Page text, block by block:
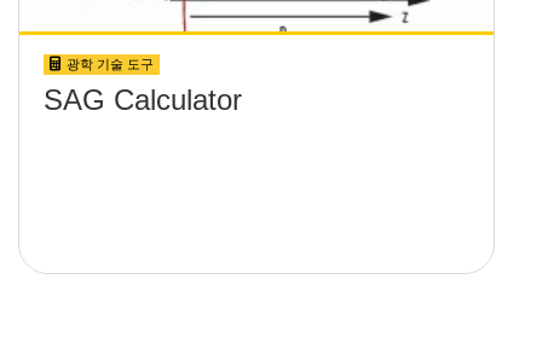
광학 기술 도구
SAG Calculator